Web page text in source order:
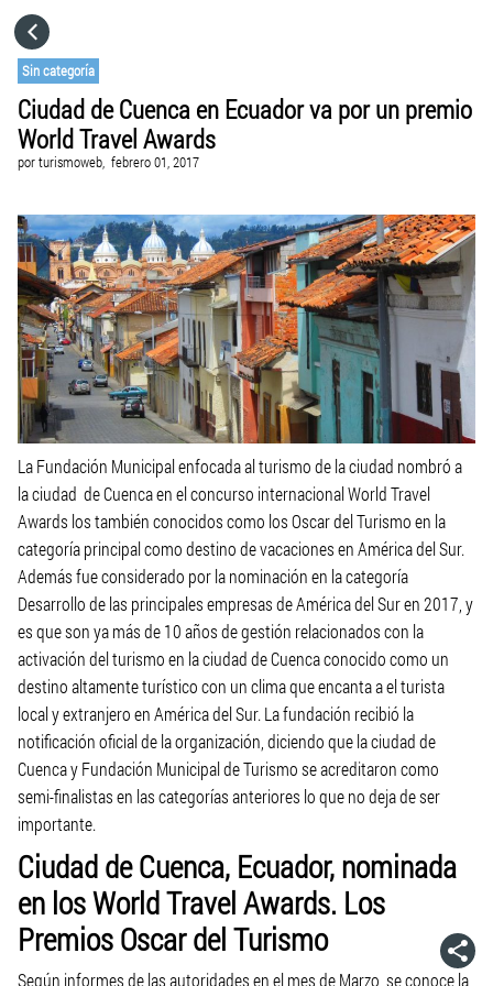
Sin categoría
Ciudad de Cuenca en Ecuador va por un premio
World Travel Awards
porturismoweb, febrero 01, 2017
La Fundación Municipal enfocada al turismo de la ciudad nombró a
la ciudad de Cuenca en el concurso internacional World Travel
Awards los también conocidos como los Oscar del Turismo en la
categoría principal como destino de vacaciones en América del Sur.
Además fue considerado por la nominación en la categoría
Desarrollo de las principales empresas de América del Sur en 2017, y
es que son ya más de 10 años de gestión relacionados con la
activación del turismo en la ciudad de Cuenca conocido como un
destino altamente turístico con un clima que encanta a el turista
local y extranjero en América del Sur. La fundación recibió la
notificación oficial de la organización, diciendo que la ciudad de
Cuenca y Fundación Municipal de Turismo se acreditaron como
semi-finalistas en las categorías anteriores lo que no deja de ser
importante.
Ciudad de Cuenca, Ecuador, nominada
en los World Travel Awards. Los
Premios Oscar del Turismo
Según informes de las autoridades en el mes de Marzo, se conoce la
CATEGORÍAS
VISITA EL SITIO WEB